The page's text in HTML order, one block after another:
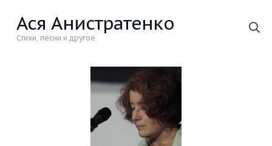
Ася Анистратенко
Стихи, песни и другое